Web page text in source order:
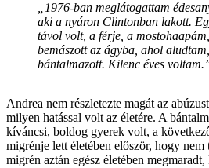
„1976-ban meglátogattam
aki a nyáron Clintonban lakott.
távol volt, a férje, a
bemászott az ágyba, ahol
bántalmazott. Kilenc éves
Andrea nem részletezte magát az
milyen hatással volt az életére. A
kíváncsi, boldog gyerek volt, a
migrénje lett életében először, hogy
migrén aztán egész életében